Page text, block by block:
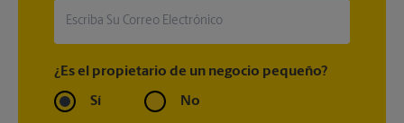
¿Es el propietario de un negocio pequeño?
Sí No